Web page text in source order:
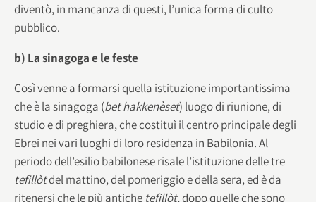
diventò, in mancanza di questi, l’unica forma di culto
pubblico.
b) La sinagoga e le feste
Così venne a formarsi quella istituzione importantissima
che è la sinagoga (bet hakkenèset) luogo di riunione, di
studio e di preghiera, che costituì il centro principale degli
Ebrei nei vari luoghi di loro residenza in Babilonia. Al
periodo dell’esilio babilonese risale l’istituzione delle tre
tefillòtdel mattino, del pomeriggio e della sera, ed è da
ritenersi che le più antiche tefillòt, dopo quelle che sono